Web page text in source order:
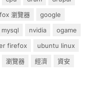
瀏覽器
google
mysql nvidia
ogame
firefox
ubuntu linux
瀏覽器 經濟
資安